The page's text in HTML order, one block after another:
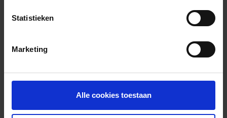
Statistieken
Marketing
Alle cookies toestaan